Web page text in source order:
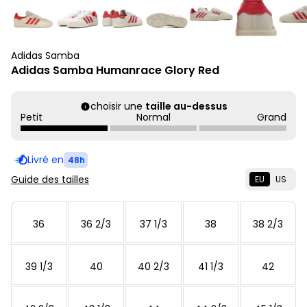
Adidas Samba
Adidas Samba Humanrace Glory Red
choisir une taille au-dessus
Petit
Normal Grand
Livré en 48h
Guide des tailles EU US
36 36 2/3 37 1/3 38 38 2/3
39 1/3 40 40 2/3 41 1/3 42